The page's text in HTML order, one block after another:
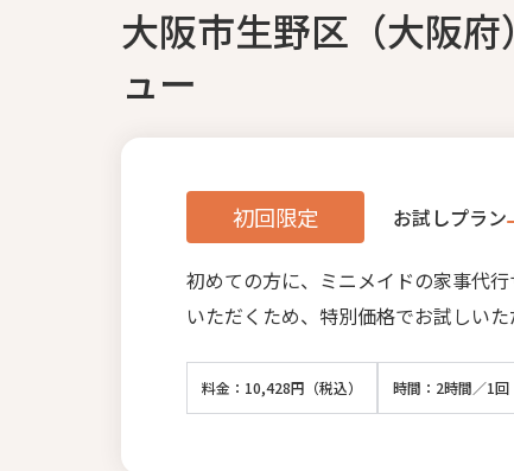
大阪市生野区（大阪
ュー
初回限定 お試しプラン
初めての方に、ミニメイドの家事代
いただくため、特別価格でお試しいた
料金：10,428円（税込） 時間：2時間／1回